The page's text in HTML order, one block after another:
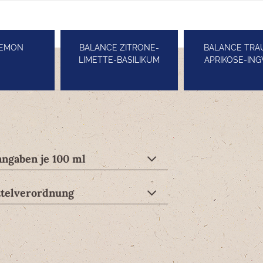
BALANCE ZITRONE-
LIMETTE-BASILIKUM
BALANCE
APRIKOSE-
je 100 ml